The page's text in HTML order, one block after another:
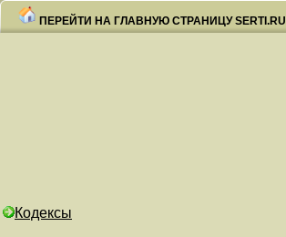
ПЕРЕЙТИ НА ГЛАВНУЮ СТРАНИЦУ SERTI.RU
Кодексы